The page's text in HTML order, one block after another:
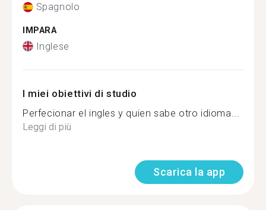
Spagnolo
IMPARA
Inglese
I miei obiettivi di studio
Perfecionar el ingles y quien sabe otro idioma...
Leggi di più
Scarica la app